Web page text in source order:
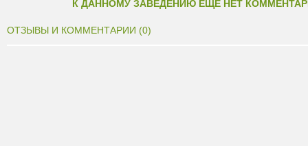
К ДАННОМУ ЗАВЕДЕНИЮ ЕЩЕ НЕТ
ОТЗЫВЫ И КОММЕНТАРИИ (0)